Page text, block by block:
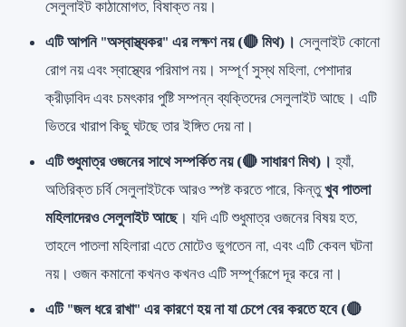
সেলুলাইট কাঠামোগত, বিষাক্ত নয়।
এটি আপনি "অস্বাস্থ্যকর" এর লক্ষণ নয় (🔴 মিথ)। সেলুলাইট কোনো
রোগ নয় এবং স্বাস্থ্যের পরিমাপ নয়। সম্পূর্ণ সুস্থ মহিলা, পেশাদার
ক্রীড়াবিদ এবং চমৎকার পুষ্টি সম্পন্ন ব্যক্তিদের সেলুলাইট আছে। এটি
ভিতরে খারাপ কিছু ঘটছে তার ইঙ্গিত দেয় না।
এটি শুধুমাত্র ওজনের সাথে সম্পর্কিত নয় (🔴 সাধারণ মিথ)। হ্যাঁ,
অতিরিক্ত চর্বি সেলুলাইটকে আরও স্পষ্ট করতে পারে, কিন্তুখুব পাতলা
মহিলাদেরও সেলুলাইট আছে। যদি এটি শুধুমাত্র ওজনের বিষয় হত,
তাহলে পাতলা মহিলারা এতে মোটেও ভুগতেন না, এবং এটি কেবল ঘটনা
নয়। ওজন কমানো কখনও কখনও এটি সম্পূর্ণরূপে দূর করে না।
এটি "জল ধরে রাখা" এর কারণে হয় না যা চেপে বের করতে হবে (🔴